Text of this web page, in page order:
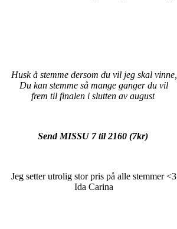
Husk å stemme dersom du vil jeg skal vinne,
Du kan stemme så mange ganger du vil
frem til finalen i slutten av august
Send MISSU 7 til 2160 (7kr)
Jeg setter utrolig stor pris på alle stemmer <3
Ida Carina